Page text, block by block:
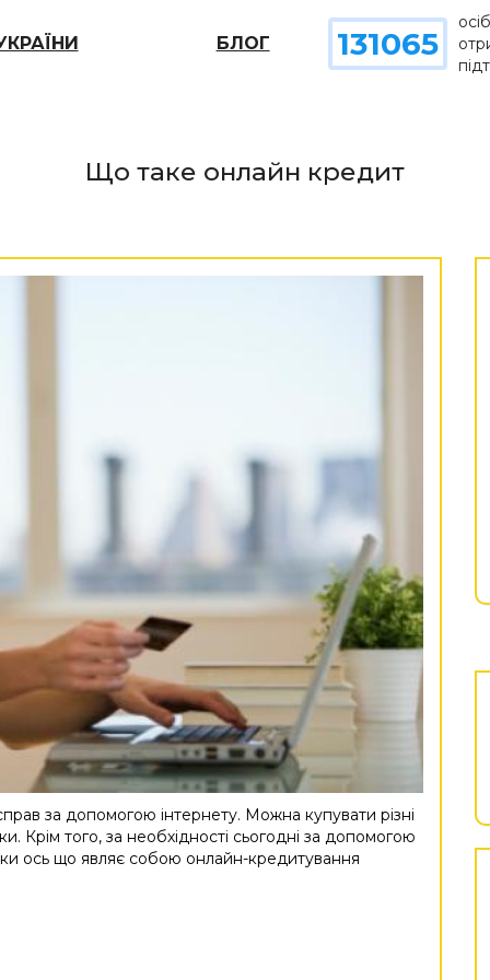
БЛОГ 131065
Що таке онлайн кредит
за допомогою інтернету. Можна купувати різні
Крім того, за необхідності сьогодні за допомогою
ось що являє собою онлайн-кредитування